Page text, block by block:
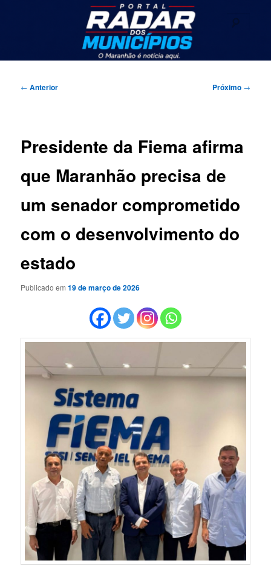
Radar dos Municípios
Seu portal de noticias
Navegação
← Anterior Próximo →
Presidente da Fiema afirma
que Maranhão precisa de
um senador comprometido
com o desenvolvimento do
estado
Publicado em19 de março de 2026